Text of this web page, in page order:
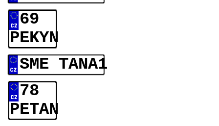
69
PEKYN
SME TANA1
78
PETAN